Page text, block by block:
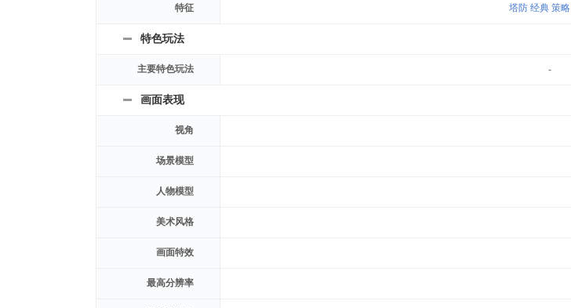
特征 塔防 经典 策略
特色玩法
主要特色玩法 -
画面表现
视角
场景模型
人物模型
美术风格
画面特效
最高分辨率